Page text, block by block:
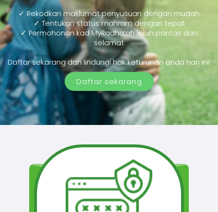
✓ Rekodkan maklumat penyusuan dengan mudah
✓ Tentukan status mahram dengan tepat
✓ Permohonan kad MyRadha’ah lebih pantas dan
selamat
Daftar sekarang dan lindungi hak keturunan anda hari ini!
Daftar sekarang